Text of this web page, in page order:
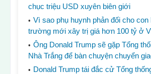
chục triệu USD xuyên biên giới
Vì sao phụ huynh phản đối cho con
trường mới xây trị giá hơn 100 tỷ ở
Ông Donald Trump sẽ gặp Tổng
Nhà Trắng để bàn chuyện chuyển
Donald Trump tái đắc cử Tổng